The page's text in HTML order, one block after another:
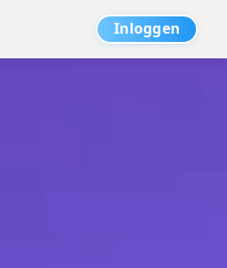
Inloggen